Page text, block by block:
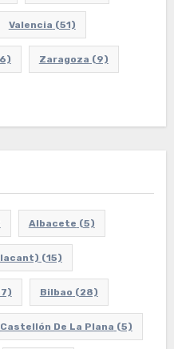
Valencia (51)
Zaragoza (9)
Albacete (5)
(15)
Bilbao (28)
Castellón De La Plana (5)